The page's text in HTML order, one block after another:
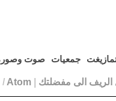
جمعيات صوت
الريف الى مفضلتك |
/ Atom